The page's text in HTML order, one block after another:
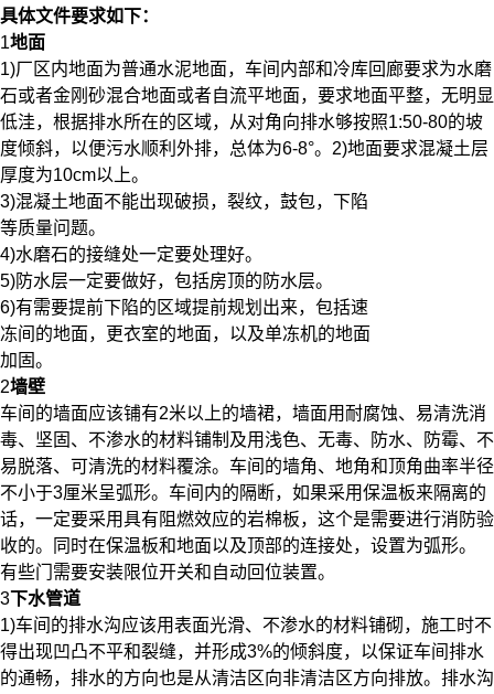
具体文件要求如下：
1地面
1)厂区内地面为普通水泥地面，车间内部和冷库回廊要求为水磨
石或者金刚砂混合地面或者自流平地面，要求地面平整，无明显
低洼，根据排水所在的区域，从对角向排水够按照1:50-80的坡
度倾斜，以便污水顺利外排，总体为6-8°。2)地面要求混凝土层
厚度为10cm以上。
3)混凝土地面不能出现破损，裂纹，鼓包，下陷
等质量问题。
4)水磨石的接缝处一定要处理好。
5)防水层一定要做好，包括房顶的防水层。
6)有需要提前下陷的区域提前规划出来，包括速
冻间的地面，更衣室的地面，以及单冻机的地面
加固。
2墙壁
车间的墙面应该铺有2米以上的墙裙，墙面用耐腐蚀、易清洗消
毒、坚固、不渗水的材料铺制及用浅色、无毒、防水、防霉、不
易脱落、可清洗的材料覆涂。车间的墙角、地角和顶角曲率半径
不小于3厘米呈弧形。车间内的隔断，如果采用保温板来隔离的
话，一定要采用具有阻燃效应的岩棉板，这个是需要进行消防验
收的。同时在保温板和地面以及顶部的连接处，设置为弧形。
有些门需要安装限位开关和自动回位装置。
3下水管道
1)车间的排水沟应该用表面光滑、不渗水的材料铺砌，施工时不
得出现凹凸不平和裂缝，并形成3%的倾斜度，以保证车间排水
的通畅，排水的方向也是从清洁区向非清洁区方向排放。排水沟